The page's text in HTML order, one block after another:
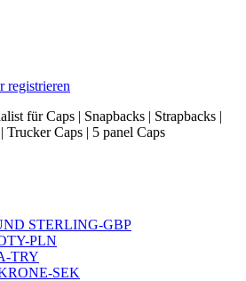
registrieren
für Caps | Snapbacks | Strapbacks |
Trucker Caps | 5 panel Caps
STERLING-GBP
PLN
TRY
SEK